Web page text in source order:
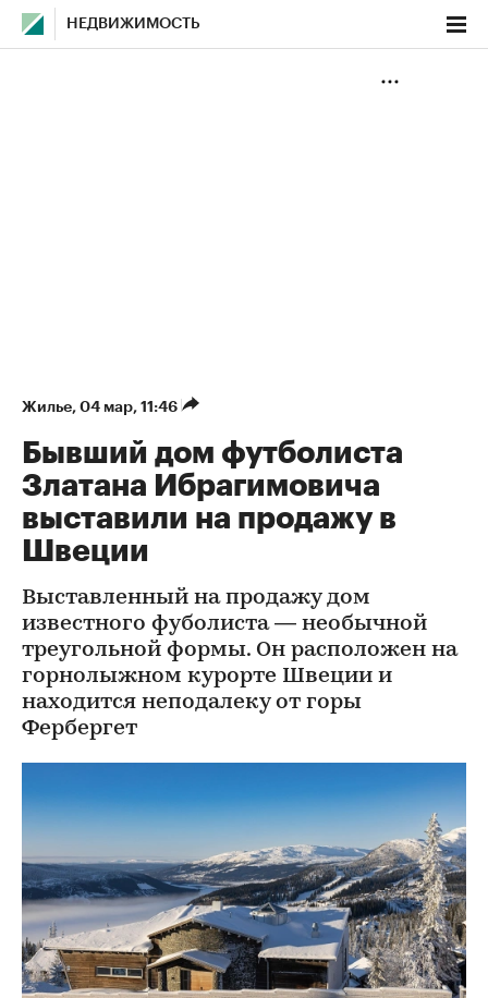
НЕДВИЖИМОСТЬ
Жилье⁠, 04 мар, 11:46
Бывший дом футболиста
Златана Ибрагимовича
выставили на продажу в
Швеции
Выставленный на продажу дом
известного фуболиста — необычной
треугольной формы. Он расположен на
горнолыжном курорте Швеции и
находится неподалеку от горы
Фербергет